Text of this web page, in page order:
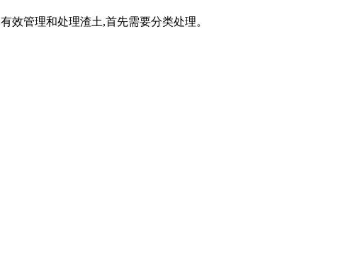
效管理和处理渣土,首先需要分类处理。